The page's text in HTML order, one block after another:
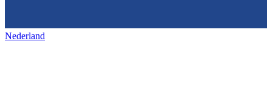
Nederland